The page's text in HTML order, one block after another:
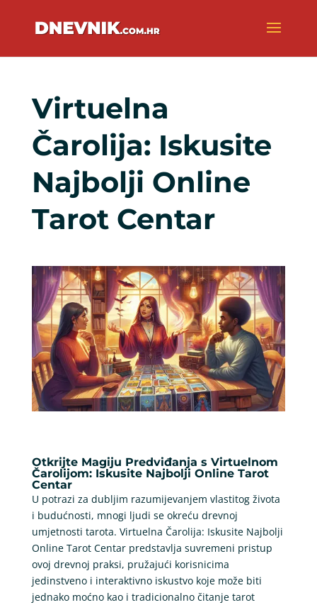
Virtuelna
Čarolija: Iskusite
Najbolji Online
Tarot Centar
Otkrijte Magiju Predviđanja s Virtuelnom
Čarolijom: Iskusite Najbolji Online Tarot
Centar
U potrazi za dubljim razumijevanjem vlastitog života
i budućnosti, mnogi ljudi se okreću drevnoj
umjetnosti tarota. Virtuelna Čarolija: Iskusite Najbolji
Online Tarot Centar predstavlja suvremeni pristup
ovoj drevnoj praksi, pružajući korisnicima
jedinstveno i interaktivno iskustvo koje može biti
jednako moćno kao i tradicionalno čitanje tarot